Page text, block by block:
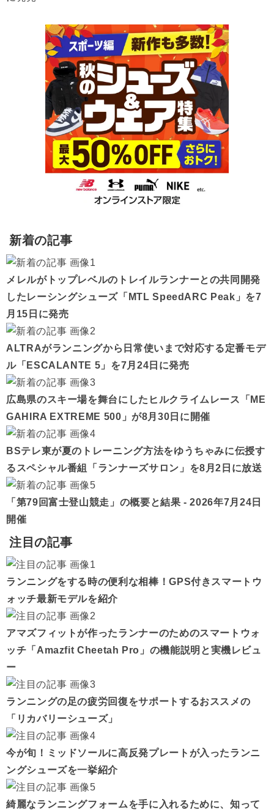
新着の記事
メレルがトップレベルのトレイルランナーとの共同開発
したレーシングシューズ「MTL SpeedARC Peak」を7
月15日に発売
ALTRAがランニングから日常使いまで対応する定番モデ
ル「ESCALANTE 5」を7月24日に発売
広島県のスキー場を舞台にしたヒルクライムレース「ME
GAHIRA EXTREME 500」が8月30日に開催
BSテレ東が夏のトレーニング方法をゆうちゃみに伝授す
るスペシャル番組「ランナーズサロン」を8月2日に放送
「第79回富士登山競走」の概要と結果 - 2026年7月24日
開催
注目の記事
ランニングをする時の便利な相棒！GPS付きスマートウ
ォッチ最新モデルを紹介
アマズフィットが作ったランナーのためのスマートウォ
ッチ「Amazfit Cheetah Pro」の機能説明と実機レビュ
ー
ランニングの足の疲労回復をサポートするおススメの
「リカバリーシューズ」
今が旬！ミッドソールに高反発プレートが入ったランニ
ングシューズを一挙紹介
綺麗なランニングフォームを手に入れるために、知って